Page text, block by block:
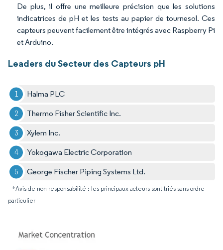
De plus, il offre une meilleure précision que les solutions
indicatrices de pH et les tests au papier de tournesol. Ces
capteurs peuvent facilement être intégrés avec Raspberry Pi
et Arduino.
Leaders du Secteur des Capteurs pH
Halma PLC
Thermo Fisher Scientific Inc.
Xylem Inc.
Yokogawa Electric Corporation
George Fischer Piping Systems Ltd.
*Avis de non-responsabilité : les principaux acteurs sont triés sans ordre
particulier